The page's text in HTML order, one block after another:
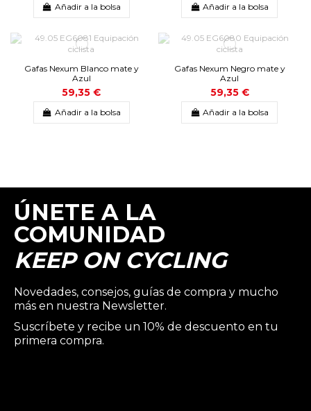
Añadir a la bolsa Añadir a la bolsa
Gafas Nexum Blanco mate y
Azul
59,35 €
Añadir a la bolsa
Gafas Nexum Negro mate y
Azul
59,35 €
Añadir a la bolsa
ÚNETE A LA
COMUNIDAD
KEEP ON CYCLING
Novedades, consejos, guías de compra y mucho
más en nuestra Newsletter.
Suscríbete y recibe un 10% de descuento en tu
primera compra.